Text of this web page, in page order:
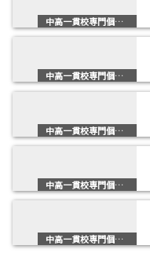
中高一貫校専門個別塾
中高一貫校専門個別塾
中高一貫校専門個別塾
中高一貫校専門個別塾
中高一貫校専門個別塾